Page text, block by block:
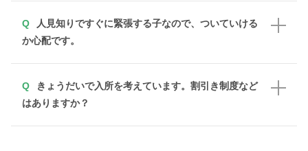
人見知りですぐに緊張する子なので、ついていける
か心配です。
きょうだいで入所を考えています。割引き制度など
はありますか？